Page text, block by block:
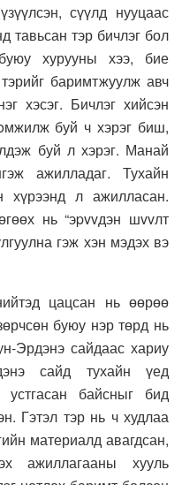
сүүлд нууцаас
тавьсан тэр бичлэг бол
хурууны хээ, бие
баримтжуулж авч
хэсэг. Бичлэг хийсэн
буй ч хэрэг биш,
буй л хэрэг. Манай
ажилладаг. Тухайн
хүрээнд л ажилласан.
нь “эpvvдэн шvvлт
гэж хэн мэдэх вэ
цацсан нь өөрөө
буюу нэр төрд нь
Эрдэнэ сайдаас хариу
сайд тухайн үед
устгасан байсныг бид
Гэтэл тэр нь ч худлаа
материалд авагдсан,
ажиллагааны хууль